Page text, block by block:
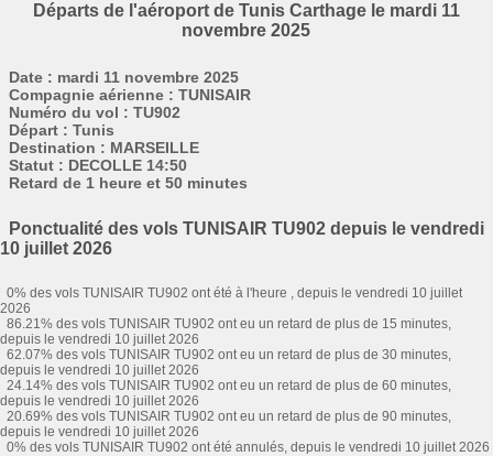
Départs de l'aéroport de Tunis Carthage le mardi 11
novembre 2025
Date : mardi 11 novembre 2025
Compagnie aérienne : TUNISAIR
Numéro du vol : TU902
Départ : Tunis
Destination : MARSEILLE
Statut : DECOLLE 14:50
Retard de 1 heure et 50 minutes
Ponctualité des vols TUNISAIR TU902 depuis le vendredi
10 juillet 2026
0% des vols TUNISAIR TU902 ont été à l'heure , depuis le vendredi 10 juillet
2026
86.21% des vols TUNISAIR TU902 ont eu un retard de plus de 15 minutes,
depuis le vendredi 10 juillet 2026
62.07% des vols TUNISAIR TU902 ont eu un retard de plus de 30 minutes,
depuis le vendredi 10 juillet 2026
24.14% des vols TUNISAIR TU902 ont eu un retard de plus de 60 minutes,
depuis le vendredi 10 juillet 2026
20.69% des vols TUNISAIR TU902 ont eu un retard de plus de 90 minutes,
depuis le vendredi 10 juillet 2026
0% des vols TUNISAIR TU902 ont été annulés, depuis le vendredi 10 juillet 2026